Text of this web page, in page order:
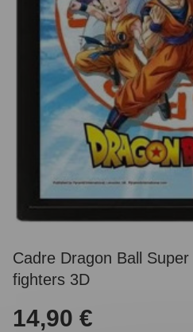
Cadre Dragon Ball
fighters 3D
14,90 €